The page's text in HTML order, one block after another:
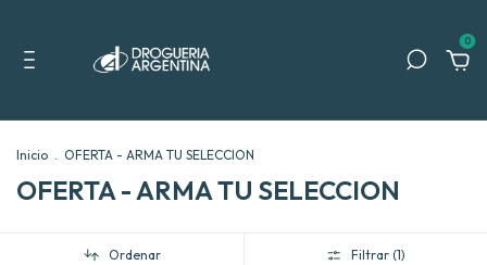
0
Inicio . OFERTA - ARMA TU SELECCION
OFERTA - ARMA TU SELECCION
Ordenar Filtrar (1)